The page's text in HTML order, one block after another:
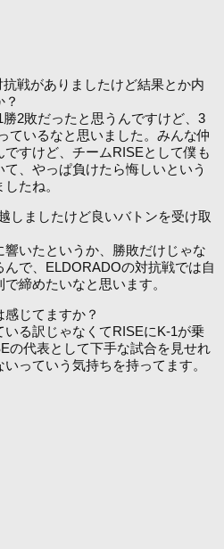
がありましたけど結果とか内
2敗だったと思うんですけど、3
ているなと思いました。みんな仲
すけど、チームRISEとして僕も
、やっぱ負けたら悔しいという
たね。
ましたけど良いバトンを受け取
いたというか、勝敗だけじゃな
んで、ELDORADOの対抗戦では自
締めたいなと思います。
じてますか？
る訳じゃなくてRISEにK-1が乗
の代表として下手な試合を見せれ
っていう気持ちを持ってます。